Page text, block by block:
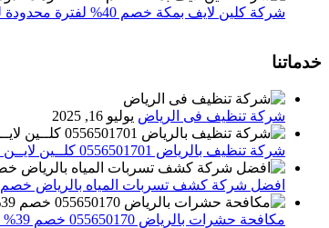
شركة كلين لايف بمكة خصم 40% لفترة محدودة للتواصل 0552071750 نصلك اينما كنت
خدماتنا
شركة تنظيف فى الرياض يوليو 16, 2025
شركة تنظيف بالرياض 0556501701 كلــين لايــن خصم 39% تنظيف وتعقيم المنازل باحدث الاجهزة
افضل شركة كشف تسربات المياه بالرياض خصم 39% اطلب الان 0556501701‬‏ – تقارير معتمدة
مكافحة حشرات بالرياض 055650170 خصم 39% القضاء التام علي الحشرات والقوارض